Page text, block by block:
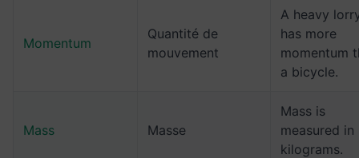
Momentum
Quantité de
mouvement
A heavy
has more
momentum
a bicycle.
Mass Masse
Mass is
measured in
kilograms.